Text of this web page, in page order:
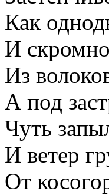
Как
И
Из
А под
Чуть
И ветер
От